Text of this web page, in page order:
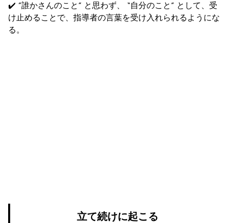
✔️ ”誰かさんのこと” と思わず、 “自分のこと” として、受
け止めることで、指導者の言葉を受け入れられるようにな
る。
立て続けに起こる